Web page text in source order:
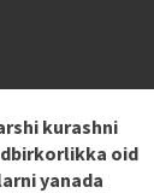
kurashni
oid
yanada